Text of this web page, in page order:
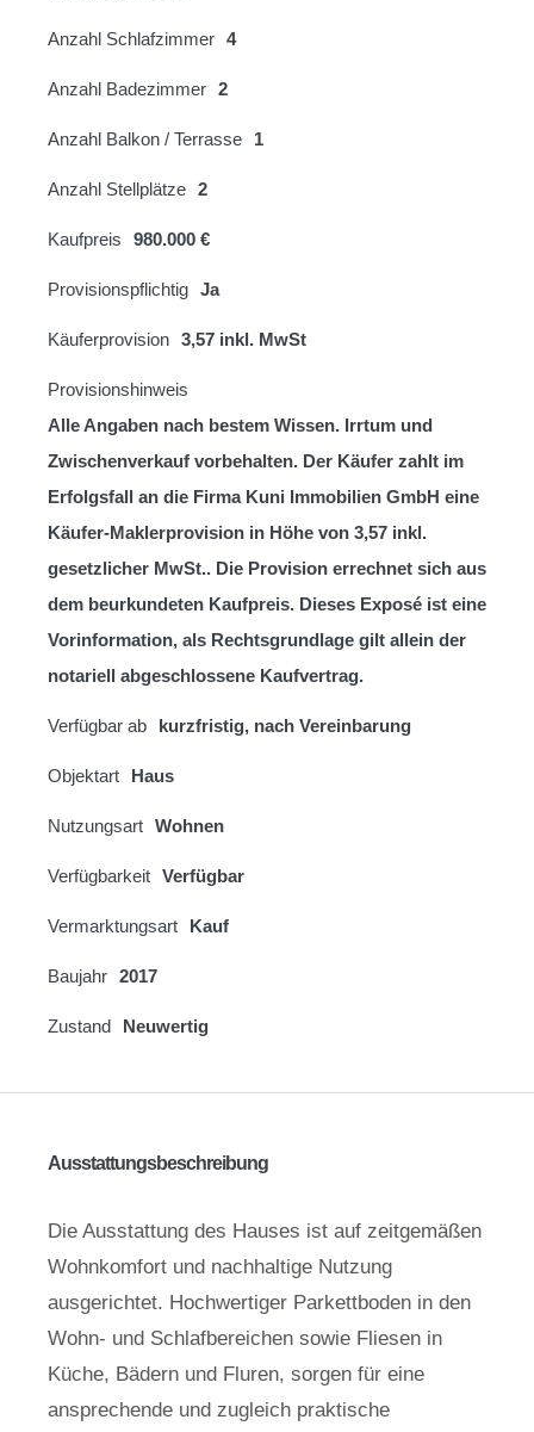
Anzahl Schlafzimmer 4
Anzahl Badezimmer 2
Anzahl Balkon / Terrasse 1
Anzahl Stellplätze 2
Kaufpreis 980.000 €
Provisionspflichtig Ja
Käuferprovision 3,57 inkl. MwSt
Provisionshinweis
Alle Angaben nach bestem Wissen. Irrtum und
Zwischenverkauf vorbehalten. Der Käufer zahlt im
Erfolgsfall an die Firma Kuni Immobilien GmbH eine
Käufer-Maklerprovision in Höhe von 3,57 inkl.
gesetzlicher MwSt.. Die Provision errechnet sich aus
dem beurkundeten Kaufpreis. Dieses Exposé ist eine
Vorinformation, als Rechtsgrundlage gilt allein der
notariell abgeschlossene Kaufvertrag.
Verfügbar ab kurzfristig, nach Vereinbarung
Objektart Haus
Nutzungsart Wohnen
Verfügbarkeit Verfügbar
Vermarktungsart Kauf
Baujahr 2017
Zustand Neuwertig
Ausstattungsbeschreibung
Die Ausstattung des Hauses ist auf zeitgemäßen
Wohnkomfort und nachhaltige Nutzung
ausgerichtet. Hochwertiger Parkettboden in den
Wohn- und Schlafbereichen sowie Fliesen in
Küche, Bädern und Fluren, sorgen für eine
ansprechende und zugleich praktische